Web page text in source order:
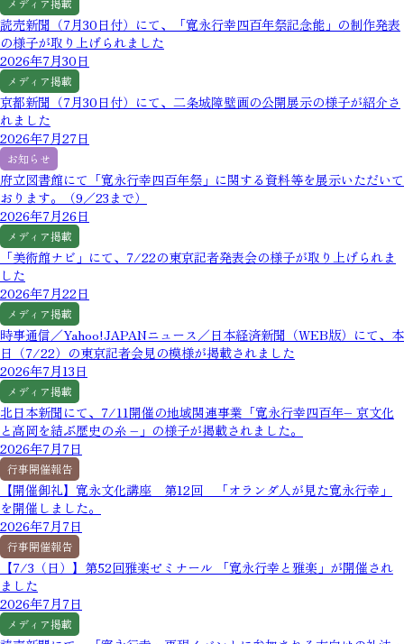
読売新聞（7月30日付）にて、「寛永行幸四百年祭記念能」の制作発表
の様子が取り上げられました
2026年7月30日
メディア掲載
京都新聞（7月30日付）にて、二条城障壁画の公開展示の様子が紹介さ
れました
2026年7月27日
お知らせ
府立図書館にて「寛永行幸四百年祭」に関する資料等を展示いただいて
おります。（9／23まで）
2026年7月26日
メディア掲載
「美術館ナビ」にて、7/22の東京記者発表会の様子が取り上げられま
した
2026年7月22日
メディア掲載
時事通信／Yahoo!JAPANニュース／日本経済新聞（WEB版）にて、本
日（7/22）の東京記者会見の模様が掲載されました
2026年7月13日
メディア掲載
北日本新聞にて、7/11開催の地域関連事業「寛永行幸四百年– 京文化
と高岡を結ぶ歴史の糸 –」の様子が掲載されました。
2026年7月7日
行事開催報告
【開催御礼】寛永文化講座 第12回 「オランダ人が見た寛永行幸」
を開催しました。
2026年7月7日
行事開催報告
【7/3（日）】第52回雅楽ゼミナール 「寛永行幸と雅楽」が開催され
ました
2026年7月7日
メディア掲載